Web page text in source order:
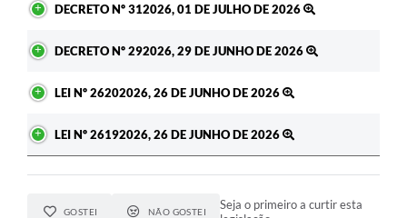
DECRETO Nº 312026, 01 DE JULHO DE 2026
DECRETO Nº 292026, 29 DE JUNHO DE 2026
LEI Nº 26202026, 26 DE JUNHO DE 2026
LEI Nº 26192026, 26 DE JUNHO DE 2026
GOSTEI NÃO GOSTEI
Seja o primeiro a curtir esta